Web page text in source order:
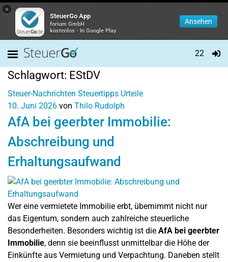
×
SteuerGo App
forium GmbH
kostenlos - In Google Play
Ansehen
22
Schlagwort: EStDV
Steuer-Nachrichten Steuertipps Urteile
10. Juni 2026 von Thilo Rudolph
AfA bei geerbter Immobilie:
Abschreibung und
Erhaltungsaufwand
Wer eine vermietete Immobilie erbt, übernimmt nicht nur
das Eigentum, sondern auch zahlreiche steuerliche
Besonderheiten. Besonders wichtig ist die AfA bei geerbter
Immobilie, denn sie beeinflusst unmittelbar die Höhe der
Einkünfte aus Vermietung und Verpachtung. Daneben stellt